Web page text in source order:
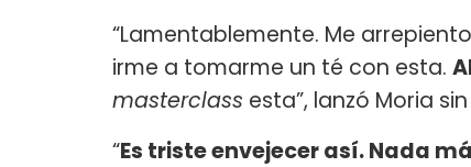
“Lamentablemente. Me
irme a tomarme un té con esta.
masterclass esta”, lanzó Moria
“Es triste envejecer así. Nada